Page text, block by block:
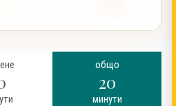
общо
20
минути